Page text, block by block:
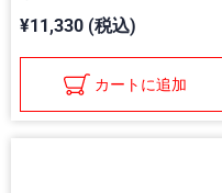
¥11,330 (税込)
カートに追加